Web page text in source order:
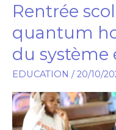
Rentrée
quantum
du système
EDUCATION /20/10/
Rentrée
Respect
du
quantum
horaire
et
qualité